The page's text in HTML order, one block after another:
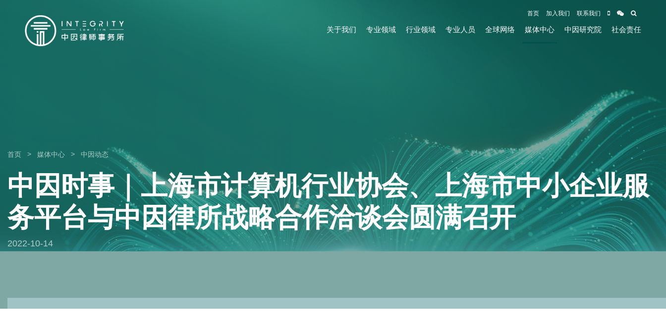
首页 加入我们 联系我们
关于我们 专业领域 行业领域 专业人员 全球网络 媒体中心 中因研究院 社会责任
首页 > 媒体中心 > 中因动态
中因时事｜上海市计算机行业协会、上海市中小企业服
务平台与中因律所战略合作洽谈会圆满召开
2022-10-14